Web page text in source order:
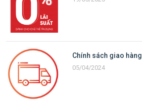
Chính sách giao hàng
05/04/2024